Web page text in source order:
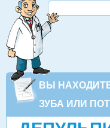
ВЫ
ЗУБА ИЛИ